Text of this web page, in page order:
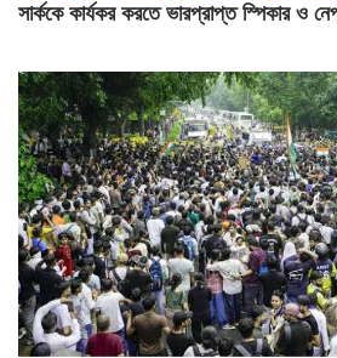
সার্ককে কার্যকর করতে ভারপ্রাপ্ত স্পিকার ও